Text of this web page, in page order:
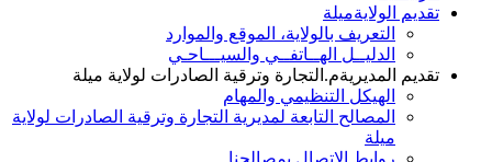
تقديم الولايةميلة
التعريف بالولاية، الموقع والموارد
الدليــل الهــاتفــي والسيـــاحـي
تقديم المديريةم.التجارة وترقية الصادرات لولاية ميلة
الهيكل التنظيمي والمهام
المصالح التابعة لمديرية التجارة وترقية الصادرات لولاية
ميلة
روابط الإتصال بمصالحنا